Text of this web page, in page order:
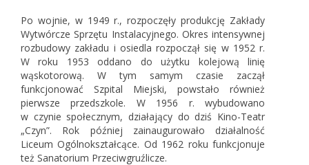
Po wojnie, w 1949 r., rozpoczęły produkcję Zakłady
Wytwórcze Sprzętu Instalacyjnego. Okres intensywnej
rozbudowy zakładu i osiedla rozpoczął się w 1952 r.
W roku 1953 oddano do użytku kolejową linię
wąskotorową. W tym samym czasie zaczął
funkcjonować Szpital Miejski, powstało również
pierwsze przedszkole. W 1956 r. wybudowano
w czynie społecznym, działający do dziś Kino-Teatr
„Czyn”. Rok później zainaugurowało działalność
Liceum Ogólnokształcące. Od 1962 roku funkcjonuje
też Sanatorium Przeciwgruźlicze.